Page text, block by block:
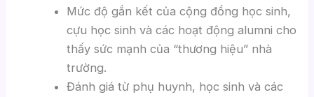
Mức độ gắn kết của cộng đồng học sinh,
cựu học sinh và các hoạt động alumni cho
thấy sức mạnh của “thương hiệu” nhà
trường.
Đánh giá từ phụ huynh, học sinh và các